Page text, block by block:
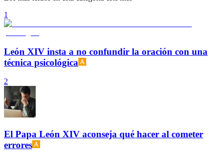
1
León XIV insta a no confundir la oración con una
técnica psicológica
2
El Papa León XIV aconseja qué hacer al cometer
errores